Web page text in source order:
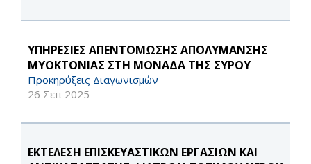
ΥΠΗΡΕΣΙΕΣ ΑΠΕΝΤΟΜΩΣΗΣ ΑΠΟΛΥΜΑΝΣΗΣ
ΜΥΟΚΤΟΝΙΑΣ ΣΤΗ ΜΟΝΑΔΑ ΤΗΣ ΣΥΡΟΥ
Προκηρύξεις Διαγωνισμών
26 Σεπ 2025
ΕΚΤΕΛΕΣΗ ΕΠΙΣΚΕΥΑΣΤΙΚΩΝ ΕΡΓΑΣΙΩΝ ΚΑΙ